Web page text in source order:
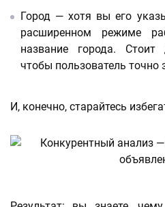
Город — хотя вы его
расширенном режиме
название города. Стоит
чтобы пользователь
И, конечно, старайтесь